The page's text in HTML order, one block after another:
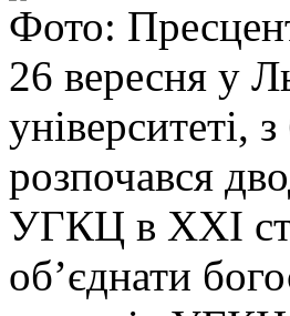
Фото:
26 вересня у
університеті,
розпочався
УГКЦ в ХХІ
об’єднати